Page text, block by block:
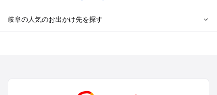
岐阜の人気のお出かけ先を探す